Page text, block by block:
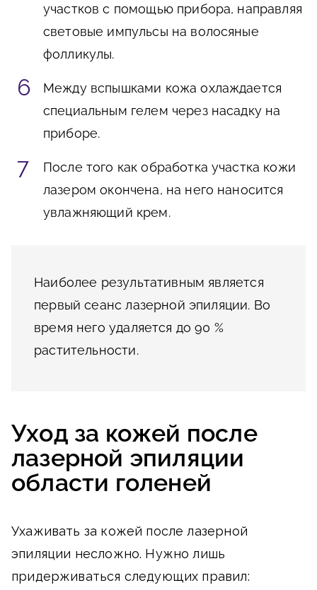
участков с помощью прибора, направляя
световые импульсы на волосяные
фолликулы.
Между вспышками кожа охлаждается
специальным гелем через насадку на
приборе.
После того как обработка участка кожи
лазером окончена, на него наносится
увлажняющий крем.
Наиболее результативным является
первый сеанс лазерной эпиляции. Во
время него удаляется до 90 %
растительности.
Уход за кожей после
лазерной эпиляции
области голеней
Ухаживать за кожей после лазерной
эпиляции несложно. Нужно лишь
придерживаться следующих правил: